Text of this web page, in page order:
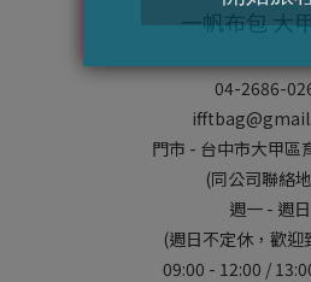
一帆布包 大
04-2686-
門市 - 台中市大甲區
(同公司聯絡
週一 - 週日
(週日不定休，歡迎
09:00 - 12:00 /